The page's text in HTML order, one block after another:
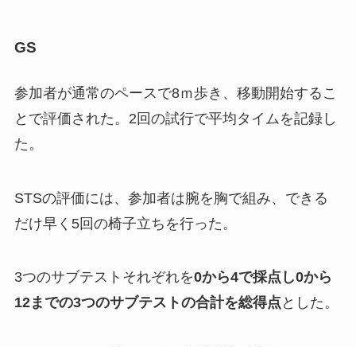
GS
参加者が通常のペースで8ｍ歩き、移動開始するこ
とで評価された。2回の試行で平均タイムを記録し
た。
STSの評価には、参加者は腕を胸で組み、できる
だけ早く5回の椅子立ちを行った。
3つのサブテストそれぞれを0から4で採点し0から
12までの3つのサブテストの合計を総得点 とした。